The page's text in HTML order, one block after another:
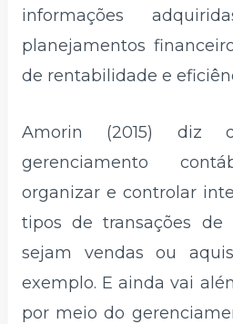
informações
planejamentos
de rentabilidade e
Amorin (2015) diz
gerenciamento
organizar e controlar
tipos de transações de
sejam vendas ou
exemplo. E ainda vai
por meio do